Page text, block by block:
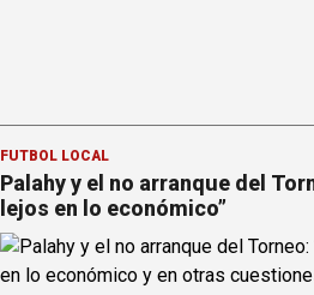
FÚTBOL LOCAL
Palahy y el no arranque del
lejos en lo económico”